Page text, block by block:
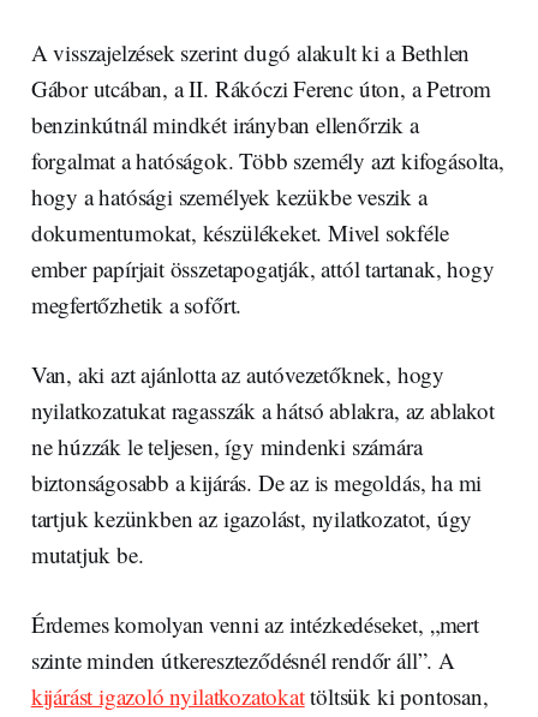
A visszajelzések szerint dugó alakult ki a Bethlen
Gábor utcában, a II. Rákóczi Ferenc úton, a Petrom
benzinkútnál mindkét irányban ellenőrzik a
forgalmat a hatóságok. Több személy azt kifogásolta,
hogy a hatósági személyek kezükbe veszik a
dokumentumokat, készülékeket. Mivel sokféle
ember papírjait összetapogatják, attól tartanak, hogy
megfertőzhetik a sofőrt.
Van, aki azt ajánlotta az autóvezetőknek, hogy
nyilatkozatukat ragasszák a hátsó ablakra, az ablakot
ne húzzák le teljesen, így mindenki számára
biztonságosabb a kijárás. De az is megoldás, ha mi
tartjuk kezünkben az igazolást, nyilatkozatot, úgy
mutatjuk be.
Érdemes komolyan venni az intézkedéseket, „mert
szinte minden útkereszteződésnél rendőr áll”. A
kijárást igazoló nyilatkozatokattöltsük ki pontosan,